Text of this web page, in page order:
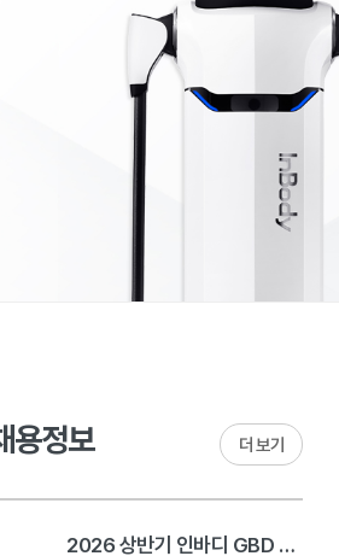
용정보
2026 상반기 인바디 GBD 채용 - 경력 채용
더 보기